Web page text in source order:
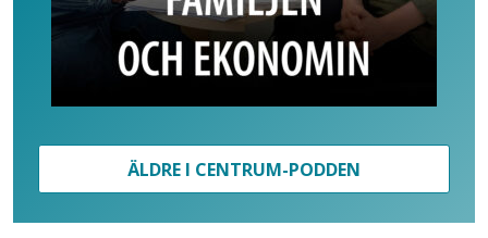
ÄLDRE I CENTRUM-PODDEN